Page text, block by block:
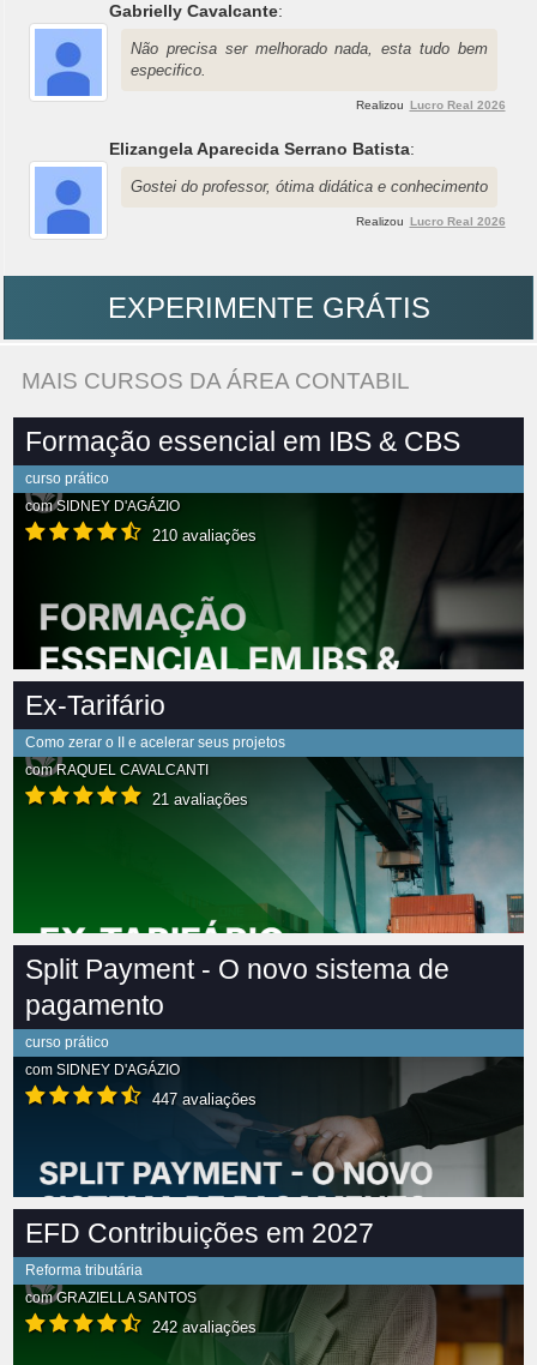
Gabrielly Cavalcante:
Não precisa ser melhorado nada, esta tudo bem
especifico.
Realizou Lucro Real 2026
Elizangela Aparecida Serrano Batista:
Gostei do professor, ótima didática e conhecimento
Realizou Lucro Real 2026
EXPERIMENTE GRÁTIS
MAIS CURSOS DA ÁREA CONTABIL
Formação essencial em IBS & CBS
curso prático
comSIDNEY D'AGÁZIO
210 avaliações
Ex-Tarifário
Como zerar o II e acelerar seus projetos
comRAQUEL CAVALCANTI
21 avaliações
Split Payment - O novo sistema de
pagamento
curso prático
com SIDNEY D'AGÁZIO
447 avaliações
EFD Contribuições em 2027
Reforma tributária
comGRAZIELLA SANTOS
242 avaliações